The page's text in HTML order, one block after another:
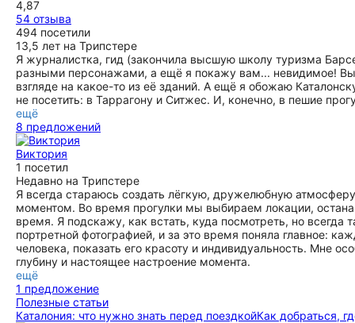
несколько дней, его истории, архитектура, пляжи и
рестораны заслуживают этого!
ещё
4,87
54 отзыва
494 посетили
13,5 лет на Трипстере
Я журналистка, гид (закончила высшую школу туризма
разными персонажами, а ещё я покажу вам... невидимое! Вы
взгляде на какое-то из её зданий. А ещё я обожаю
не посетить: в Таррагону и Ситжес. И, конечно, в пешие
ещё
8 предложений
Виктория
1 посетил
Недавно на Трипстере
Я всегда стараюсь создать лёгкую, дружелюбную
моментом. Во время прогулки мы выбираем локации,
время. Я подскажу, как встать, куда посмотреть, но
портретной фотографией, и за это время поняла главное:
человека, показать его красоту и индивидуальность. Мне
глубину и настоящее настроение момента.
ещё
1 предложение
Полезные статьи
Каталония: что нужно знать перед поездкойКак добраться,